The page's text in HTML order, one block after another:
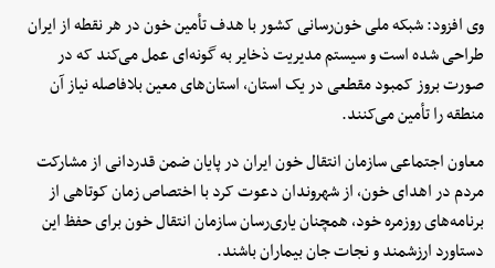
وی افزود: شبکه ملی خون‌رسانی کشور با هدف تأمین خون در هر نقطه از ایران
طراحی شده است و سیستم مدیریت ذخایر به گونه‌ای عمل می‌کند که در
صورت بروز کمبود مقطعی در یک استان، استان‌های معین بلافاصله نیاز آن
منطقه را تأمین می‌کنند.
معاون اجتماعی سازمان انتقال خون ایران در پایان ضمن قدردانی از مشارکت
مردم در اهدای خون، از شهروندان دعوت کرد با اختصاص زمان کوتاهی از
برنامه‌های روزمره خود، همچنان یاری‌رسان سازمان انتقال خون برای حفظ این
دستاورد ارزشمند و نجات جان بیماران باشند.